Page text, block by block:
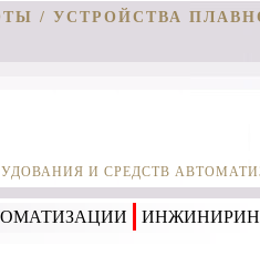
/ УСТРОЙСТВА
И СРЕДСТВ